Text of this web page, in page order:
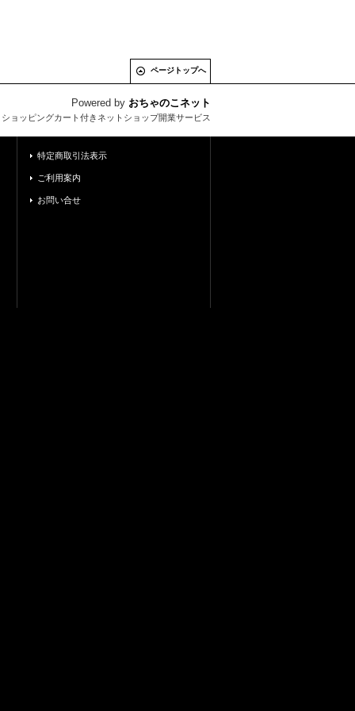
ページトップへ
Powered by おちゃのこネット
ョッピングカート付きネットショップ開業サービス
特定商取引法表示
ご利用案内
お問い合せ